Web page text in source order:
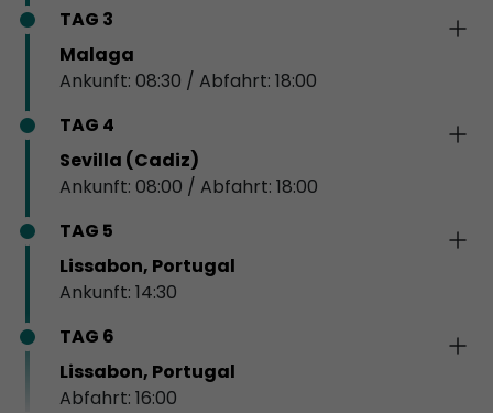
TAG 3
Malaga
Ankunft: 08:30 / Abfahrt: 18:00
TAG 4
Sevilla (Cadiz)
Ankunft: 08:00 / Abfahrt: 18:00
TAG 5
Lissabon, Portugal
Ankunft: 14:30
TAG 6
Lissabon, Portugal
Abfahrt: 16:00